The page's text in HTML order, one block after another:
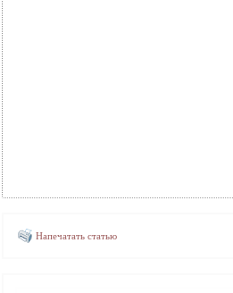
Напечатать статью